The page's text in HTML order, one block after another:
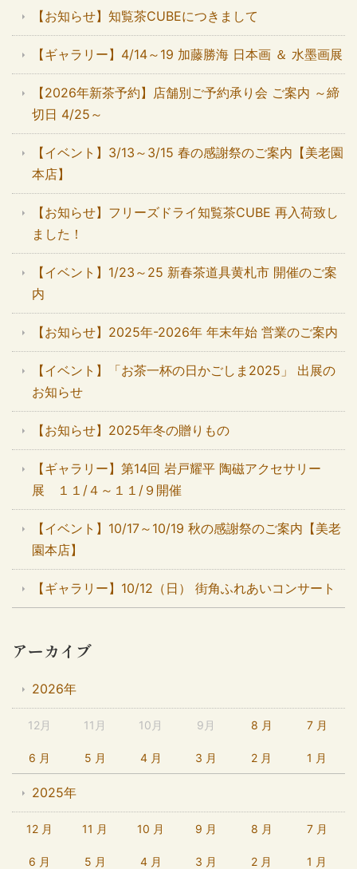
【お知らせ】知覧茶CUBEにつきまして
【ギャラリー】4/14～19 加藤勝海 日本画 ＆ 水墨画展
【2026年新茶予約】店舗別ご予約承り会 ご案内 ～締
切日 4/25～
【イベント】3/13～3/15 春の感謝祭のご案内【美老園
本店】
【お知らせ】フリーズドライ知覧茶CUBE 再入荷致し
ました！
【イベント】1/23～25 新春茶道具黄札市 開催のご案
内
【お知らせ】2025年-2026年 年末年始 営業のご案内
【イベント】「お茶一杯の日かごしま2025」 出展の
お知らせ
【お知らせ】2025年冬の贈りもの
【ギャラリー】第14回 岩戸耀平 陶磁アクセサリー
展 １１/４～１１/９開催
【イベント】10/17～10/19 秋の感謝祭のご案内【美老
園本店】
【ギャラリー】10/12（日） 街角ふれあいコンサート
アーカイブ
2026年
12月 11月 10月 9月 8 月 7 月
6 月 5 月 4 月 3 月 2 月 1 月
2025年
12 月 11 月 10 月 9 月 8 月 7 月
6 月 5 月 4 月 3 月 2 月 1 月